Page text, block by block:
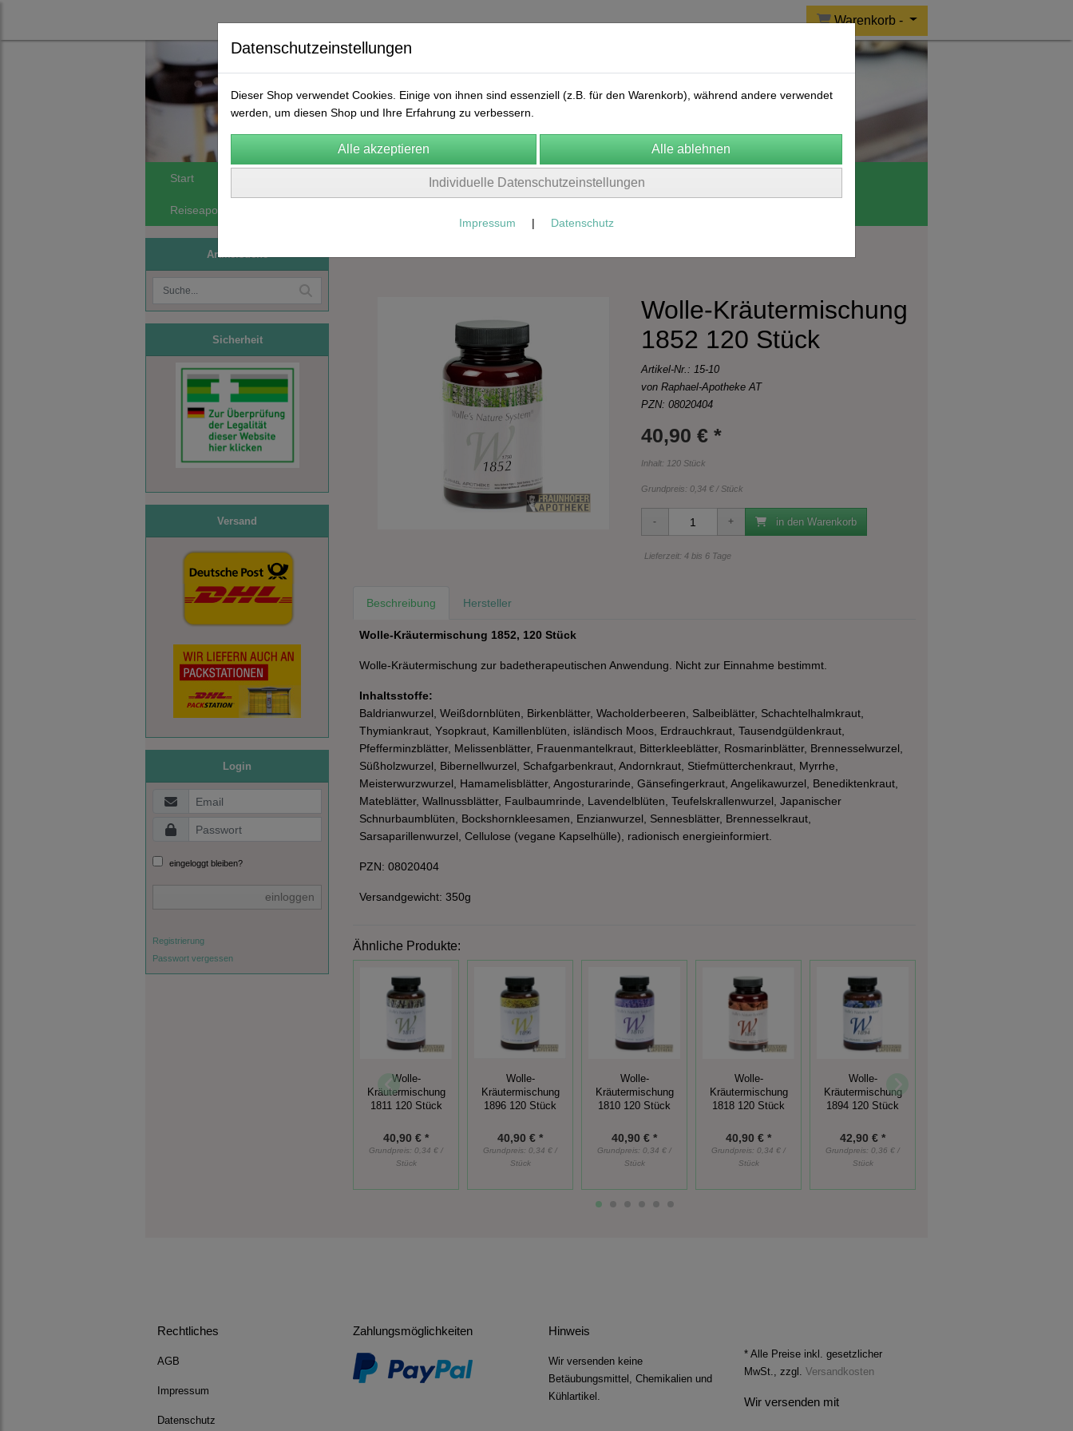
Warenkorb -
Start FA Manufaktur Natura Naturans Labolife
Reiseapotheken
Artikelsuche
Sicherheit
Versand
Login
eingeloggt bleiben?
einloggen
Registrierung
Passwort vergessen
Wolle-Kräutermischung
1852 120 Stück
Artikel-Nr.: 15-10
von Raphael-Apotheke AT
PZN: 08020404
40,90 € *
Inhalt: 120 Stück
Grundpreis: 0,34 € / Stück
in den Warenkorb
Lieferzeit: 4 bis 6 Tage
Beschreibung Hersteller
Wolle-Kräutermischung 1852, 120 Stück
Wolle-Kräutermischung zur badetherapeutischen Anwendung. Nicht zur Einnahme bestimmt.
Inhaltsstoffe:
Baldrianwurzel, Weißdornblüten, Birkenblätter, Wacholderbeeren, Salbeiblätter, Schachtelhalmkraut,
Thymiankraut, Ysopkraut, Kamillenblüten, isländisch Moos, Erdrauchkraut, Tausendgüldenkraut,
Pfefferminzblätter, Melissenblätter, Frauenmantelkraut, Bitterkleeblätter, Rosmarinblätter, Brennesselwurzel,
Süßholzwurzel, Bibernellwurzel, Schafgarbenkraut, Andornkraut, Stiefmütterchenkraut, Myrrhe,
Meisterwurzwurzel, Hamamelisblätter, Angosturarinde, Gänsefingerkraut, Angelikawurzel, Benediktenkraut,
Mateblätter, Wallnussblätter, Faulbaumrinde, Lavendelblüten, Teufelskrallenwurzel, Japanischer
Schnurbaumblüten, Bockshornkleesamen, Enzianwurzel, Sennesblätter, Brennesselkraut,
Sarsaparillenwurzel, Cellulose (vegane Kapselhülle), radionisch energieinformiert.
PZN: 08020404
Versandgewicht: 350g
Ähnliche Produkte:
Wolle-
Kräutermischung
1811 120 Stück
40,90 € *
Grundpreis: 0,34 € /
Stück
Wolle-
Kräutermischung
1896 120 Stück
40,90 € *
Grundpreis: 0,34 € /
Stück
Wolle-
Kräutermischung
1810 120 Stück
40,90 € *
Grundpreis: 0,34 € /
Stück
Wolle-
Kräutermischung
1818 120 Stück
40,90 € *
Grundpreis: 0,34 € /
Stück
Wolle-
Kräutermischung
1894 120 Stück
42,90 € *
Grundpreis: 0,36 € /
Stück
Rechtliches
AGB
Impressum
Datenschutz
Zahlungsmöglichkeiten Hinweis
Wir versenden keine
Betäubungsmittel, Chemikalien und
Kühlartikel.
* Alle Preise inkl. gesetzlicher
MwSt., zzgl. Versandkosten
Wir versenden mit
Datenschutzeinstellungen
Dieser Shop verwendet Cookies. Einige von ihnen sind essenziell (z.B. für den Warenkorb), während andere verwendet
werden, um diesen Shop und Ihre Erfahrung zu verbessern.
Individuelle Datenschutzeinstellungen
Impressum | Datenschutz